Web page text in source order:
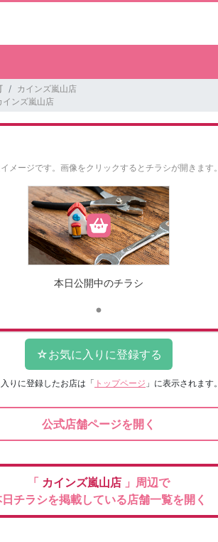
カインズ嵐山店
インズ嵐山店
メージです。 画像をクリックするとチラシが開きます。
本日公開中のチラシ
りに登録したお店は 「 トップページ 」に表示されます。
公式店舗ページを開く
「 カインズ嵐山店 」周辺で
チラシを掲載している店舗一覧を開く